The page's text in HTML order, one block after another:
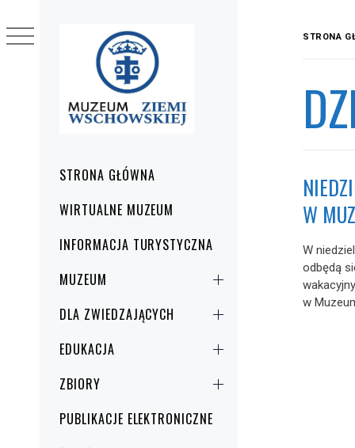
główneSTRONA GŁÓWNA
WIRTUALNE MUZEUM
INFORMACJA TURYSTYCZNA
MUZEUM
DLA ZWIEDZAJĄCYCH
EDUKACJA
ZBIORY
PUBLIKACJE ELEKTRONICZNE
STRONA
W
W
odbędą
w